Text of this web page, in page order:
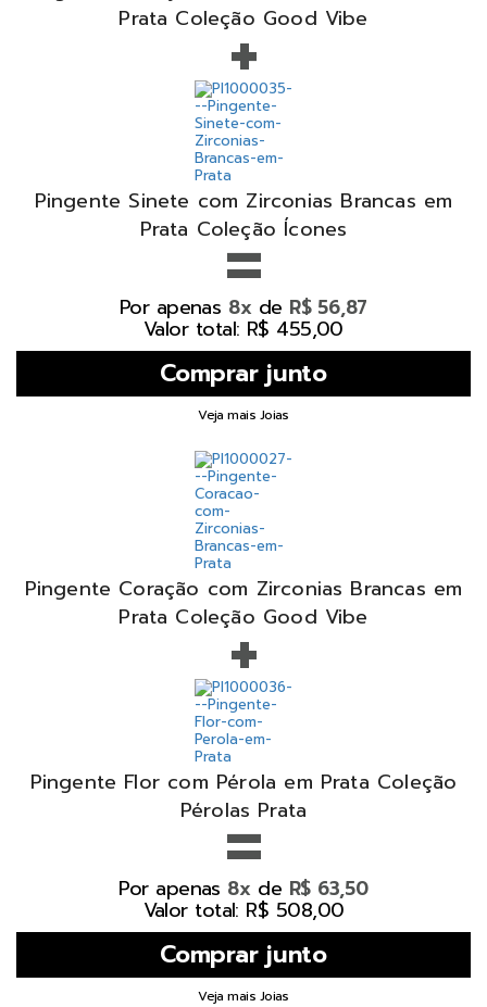
Prata Coleção Good Vibe
+
Pingente Sinete com Zirconias Brancas em
Prata Coleção Ícones
=
Por apenas 8x de R$ 56,87
Valor total: R$ 455,00
Veja mais Joias
Pingente Coração com Zirconias Brancas em
Prata Coleção Good Vibe
+
Pingente Flor com Pérola em Prata Coleção
Pérolas Prata
=
Por apenas 8x de R$ 63,50
Valor total: R$ 508,00
Veja mais Joias